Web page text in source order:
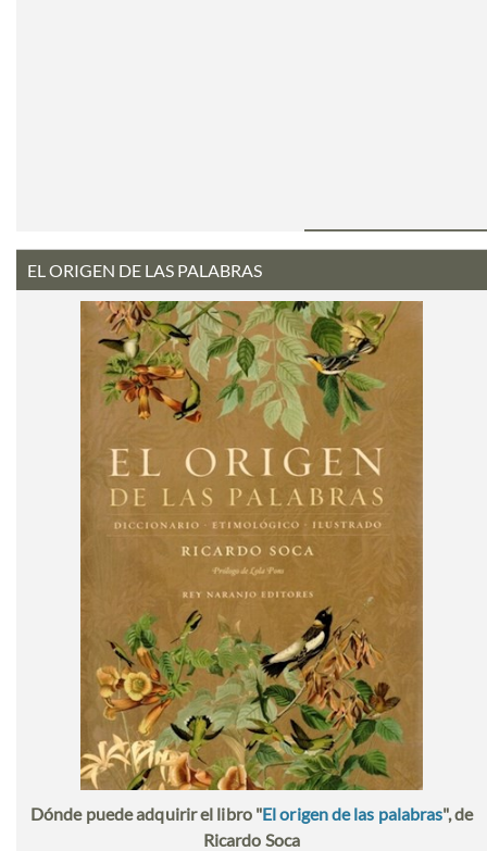
EL ORIGEN DE LAS PALABRAS
Dónde puede adquirir el libro "El origen de las palabras", de
Ricardo Soca